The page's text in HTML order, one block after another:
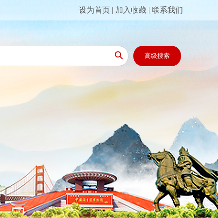
设为首页 | 加入收藏 | 联系我们
 高级搜索